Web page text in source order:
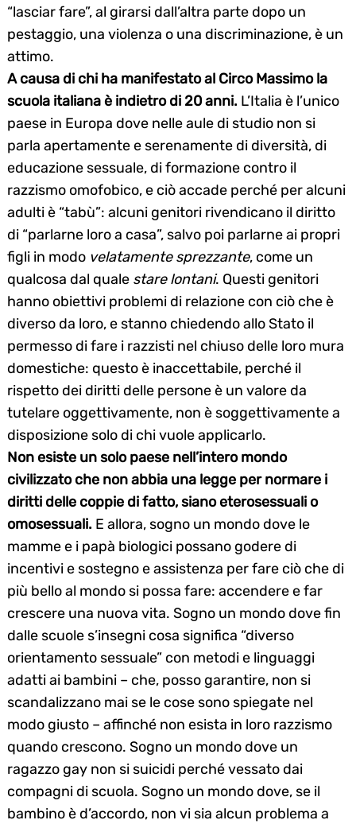
“lasciar fare”, al girarsi dall’altra parte dopo un
pestaggio, una violenza o una discriminazione, è un
attimo.
A causa di chi ha manifestato al Circo Massimo la
scuola italiana è indietro di 20 anni. L’Italia è l’unico
paese in Europa dove nelle aule di studio non si
parla apertamente e serenamente di diversità, di
educazione sessuale, di formazione contro il
razzismo omofobico, e ciò accade perché per alcuni
adulti è “tabù”: alcuni genitori rivendicano il diritto
di “parlarne loro a casa”, salvo poi parlarne ai propri
figli in modo velatamente sprezzante, come un
qualcosa dal quale stare lontani. Questi genitori
hanno obiettivi problemi di relazione con ciò che è
diverso da loro, e stanno chiedendo allo Stato il
permesso di fare i razzisti nel chiuso delle loro mura
domestiche: questo è inaccettabile, perché il
rispetto dei diritti delle persone è un valore da
tutelare oggettivamente, non è soggettivamente a
disposizione solo di chi vuole applicarlo.
Non esiste un solo paese nell’intero mondo
civilizzato che non abbia una legge per normare i
diritti delle coppie di fatto, siano eterosessuali o
omosessuali. E allora, sogno un mondo dove le
mamme e i papà biologici possano godere di
incentivi e sostegno e assistenza per fare ciò che di
più bello al mondo si possa fare: accendere e far
crescere una nuova vita. Sogno un mondo dove fin
dalle scuole s’insegni cosa significa “diverso
orientamento sessuale” con metodi e linguaggi
adatti ai bambini – che, posso garantire, non si
scandalizzano mai se le cose sono spiegate nel
modo giusto – affinché non esista in loro razzismo
quando crescono. Sogno un mondo dove un
ragazzo gay non si suicidi perché vessato dai
compagni di scuola. Sogno un mondo dove, se il
bambino è d’accordo, non vi sia alcun problema a
Search
for: